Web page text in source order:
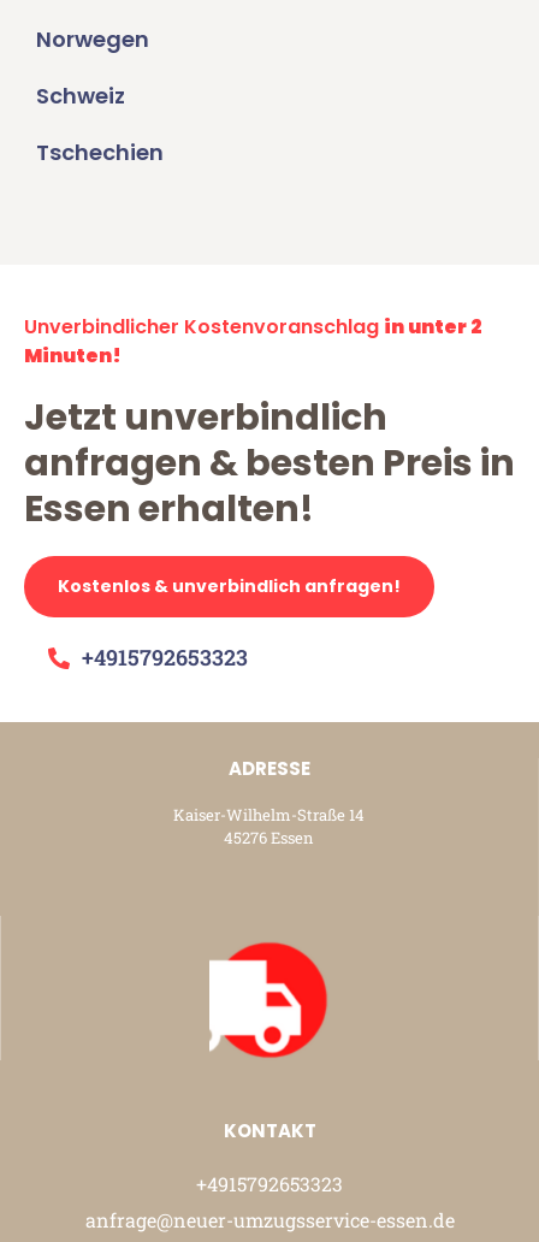
Norwegen
Schweiz
Tschechien
Unverbindlicher Kostenvoranschlag in unter 2
Minuten!
Jetzt unverbindlich
anfragen & besten Preis in
Essen erhalten!
Kostenlos & unverbindlich anfragen!
+4915792653323
ADRESSE
Kaiser-Wilhelm-Straße 14
45276 Essen
KONTAKT
+4915792653323
anfrage@neuer-umzugsservice-essen.de